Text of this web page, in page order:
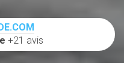
+21 avis